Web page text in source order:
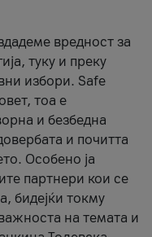
вредност за
туку и преку
избори. Safe
тоа е
и безбедна
и почитта
Особено ја
партнери кои се
бидејќи токму
на темата и